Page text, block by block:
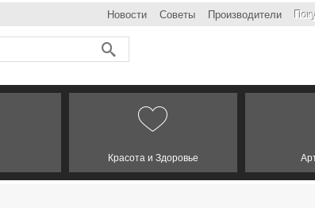
Новости Советы Производители
Красота и Здоровье